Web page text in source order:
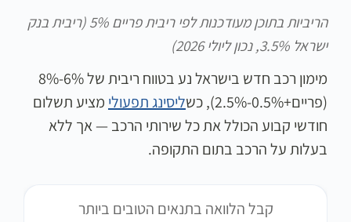
הריביות בתוכן מעודכנות לפי ריבית פריים 5% (ריבית בנק
ישראל 3.5%, נכון ליולי 2026)
מימון רכב חדש בישראל נע בטווח ריבית של 6%-8%
(פריים+0.5%-2.5%), כש
ליסינג תפעולי מציע תשלום
חודשי קבוע הכולל את כל שירותי הרכב — אך ללא
בעלות על הרכב בתום התקופה.
קבל הלוואה בתנאים הטובים ביותר